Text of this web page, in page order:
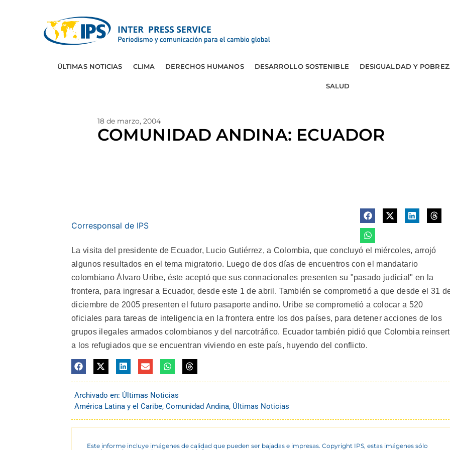
ÚLTIMAS NOTICIAS CLIMA DERECHOS HUMANOS DESARROLLO SOSTENIBLE DESIGUALDAD Y
SALUD
18 de marzo, 2004
COMUNIDAD ANDINA: ECUADOR
Corresponsal de IPS
La visita del presidente de Ecuador, Lucio Gutiérrez, a Colombia, que concluyó el miércoles, arrojó
algunos resultados en el tema migratorio. Luego de dos días de encuentros con el mandatario
colombiano Álvaro Uribe, éste aceptó que sus connacionales presenten su "pasado judicial" en la
frontera, para ingresar a Ecuador, desde este 1 de abril. También se comprometió a que desde el 31
diciembre de 2005 presenten el futuro pasaporte andino. Uribe se comprometió a colocar a 520
oficiales para tareas de inteligencia en la frontera entre los dos países, para detener acciones de los
grupos ilegales armados colombianos y del narcotráfico. Ecuador también pidió que Colombia
a los refugiados que se encuentran viviendo en este país, huyendo del conflicto.
Archivado en: Últimas Noticias
América Latina y el Caribe, Comunidad Andina, Últimas Noticias
Este informe incluye imágenes de calidad que pueden ser bajadas e impresas. Copyright IPS, estas imágenes sólo